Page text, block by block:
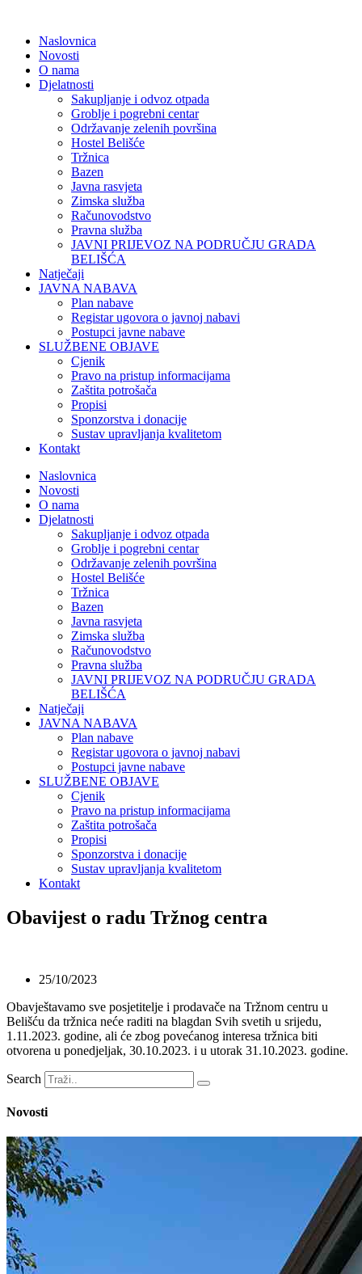
Naslovnica
Novosti
O nama
Djelatnosti
Sakupljanje i odvoz otpada
Groblje i pogrebni centar
Održavanje zelenih površina
Hostel Belišće
Tržnica
Bazen
Javna rasvjeta
Zimska služba
Računovodstvo
Pravna služba
JAVNI PRIJEVOZ NA PODRUČJU GRADA
BELIŠĆA
Natječaji
JAVNA NABAVA
Plan nabave
Registar ugovora o javnoj nabavi
Postupci javne nabave
SLUŽBENE OBJAVE
Cjenik
Pravo na pristup informacijama
Zaštita potrošača
Propisi
Sponzorstva i donacije
Sustav upravljanja kvalitetom
Kontakt
Naslovnica
Novosti
O nama
Djelatnosti
Sakupljanje i odvoz otpada
Groblje i pogrebni centar
Održavanje zelenih površina
Hostel Belišće
Tržnica
Bazen
Javna rasvjeta
Zimska služba
Računovodstvo
Pravna služba
JAVNI PRIJEVOZ NA PODRUČJU GRADA
BELIŠĆA
Natječaji
JAVNA NABAVA
Plan nabave
Registar ugovora o javnoj nabavi
Postupci javne nabave
SLUŽBENE OBJAVE
Cjenik
Pravo na pristup informacijama
Zaštita potrošača
Propisi
Sponzorstva i donacije
Sustav upravljanja kvalitetom
Kontakt
Obavijest o radu Tržnog centra
25/10/2023
Obavještavamo sve posjetitelje i prodavače na Tržnom centru u
Belišću da tržnica neće raditi na blagdan Svih svetih u srijedu,
1.11.2023. godine, ali će zbog povećanog interesa tržnica biti
otvorena u ponedjeljak, 30.10.2023. i u utorak 31.10.2023. godine.
Search
Novosti